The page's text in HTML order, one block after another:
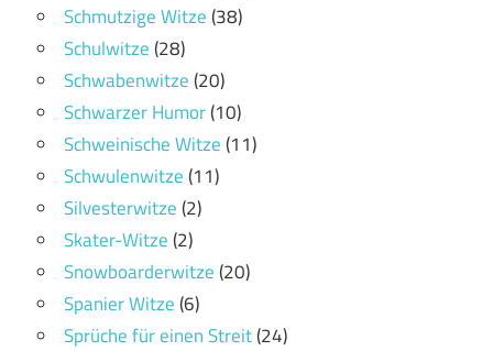
Schmutzige Witze(38)
Schulwitze(28)
Schwabenwitze(20)
Schwarzer Humor(10)
Schweinische Witze(11)
Schwulenwitze(11)
Silvesterwitze(2)
Skater-Witze(2)
Snowboarderwitze(20)
Spanier Witze(6)
Sprüche für einen Streit(24)